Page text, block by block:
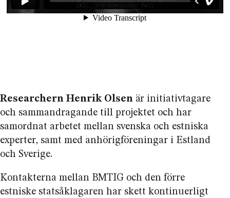
Researchern Henrik Olsen är initiativ­tagare
och samman­dragande till projektet och har
samordnat arbetet mellan svenska och estniska
experter, samt med anhörigföreningar i Estland
och Sverige.
Kontakterna mellan BMTIG och den förre
estniske statsåklagaren har skett kontinuerligt